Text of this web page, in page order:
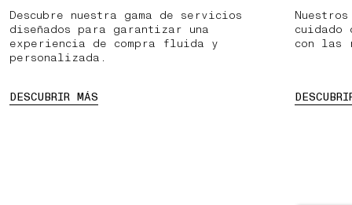
Descubre nuestra gama de servicios
diseñados para garantizar una
experiencia de compra fluida y
personalizada.
DESCUBRIR MÁS
con las